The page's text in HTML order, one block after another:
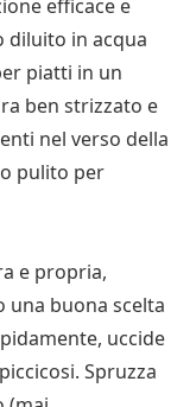
efficace e
diluito in acqua
piatti in un
ben strizzato e
nel verso della
pulito per
e propria,
una buona scelta
uccide
Spruzza